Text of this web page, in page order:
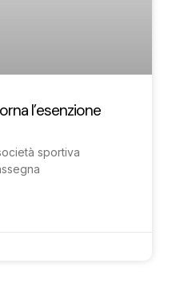
l’esenzione
sportiva